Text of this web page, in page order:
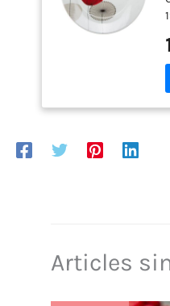
Articles